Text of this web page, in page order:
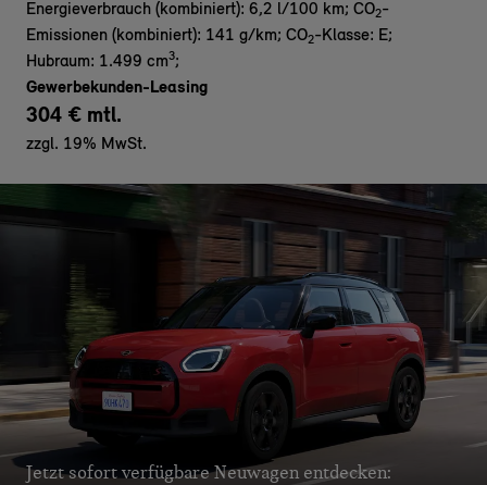
Energieverbrauch (kombiniert): 6,2 l/100 km; CO2-
Emissionen (kombiniert): 141 g/km; CO2-Klasse: E;
Hubraum: 1.499 cm3;
Gewerbekunden-Leasing
304 € mtl.
zzgl. 19% MwSt.
Jetzt sofort verfügbare Neuwagen entdecken: